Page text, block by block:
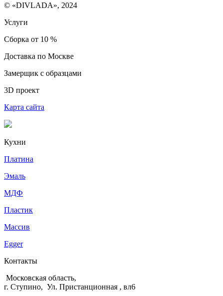
© «DIVLADA», 2024
Услуги
Сборка от 10 %
Доставка по Москве
Замерщик с образцами
3D проект
Карта сайта
Кухни
Платина
Эмаль
МДФ
Пластик
Массив
Egger
Контакты
Московская область,
г. Ступино, Ул. Пристанционная , вл6